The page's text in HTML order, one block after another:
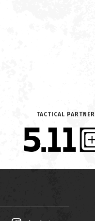
TACTICAL PARTNER